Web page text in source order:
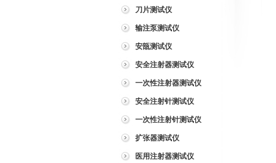
刀片测试仪
输注泵测试仪
安瓿测试仪
安全注射器测试仪
一次性注射器测试仪
安全注射针测试仪
一次性注射针测试仪
扩张器测试仪
医用注射器测试仪